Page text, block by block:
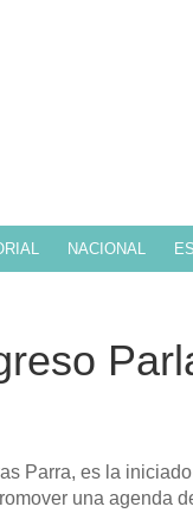
NACIONAL
es la
una agenda